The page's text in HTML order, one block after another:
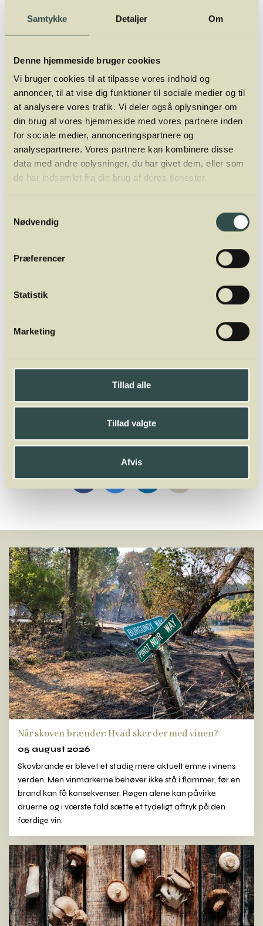
Samtykke Detaljer Om
Denne hjemmeside bruger cookies
Vi bruger cookies til at tilpasse vores indhold og
annoncer, til at vise dig funktioner til sociale medier og til
at analysere vores trafik. Vi deler også oplysninger om
din brug af vores hjemmeside med vores partnere inden
for sociale medier, annonceringspartnere og
analysepartnere. Vores partnere kan kombinere disse
data med andre oplysninger, du har givet dem, eller som
de har indsamlet fra din brug af deres tjenester.
Nødvendig
Præferencer
Statistik
Marketing
Tillad alle
Tillad valgte
Afvis
asparges rå i en olie-eddikemarinade.
Hvide asparges
Næringsværdi pr. 100 g
Energi 99 kJ
Protein 1,8 g
Fedt 0,3 g
vinerfaring fra +20 år i branchen. Først som
vinimportør, så wine writer og nu fuldtids
er tidligere underviser af sommelierer i Aarhus
og København på Dansk Sommelier
Winelab Agency.
Del
Når skoven brænder: Hvad sker der med vinen?
05 august 2026
Skovbrande er blevet et stadig mere aktuelt emne i vinens
verden. Men vinmarkerne behøver ikke stå i flammer, før en
brand kan få konsekvenser. Røgen alene kan påvirke
druerne og i værste fald sætte et tydeligt aftryk på den
færdige vin.